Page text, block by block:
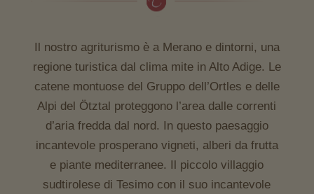
Il nostro agriturismo è a Merano e dintorni, una
regione turistica dal clima mite in Alto Adige. Le
catene montuose del Gruppo dell’Ortles e delle
Alpi del Ötztal proteggono l’area dalle correnti
d’aria fredda dal nord. In questo paesaggio
incantevole prosperano vigneti, alberi da frutta
e piante mediterranee. Il piccolo villaggio
sudtirolese di Tesimo con il suo incantevole